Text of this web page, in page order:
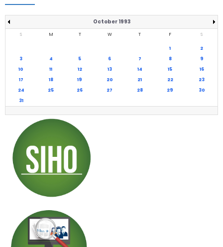
October 1993
S M T W T F S
1
2
3
4 5 6 7 8
9
10
11 12 13 14 15
16
17
18 19 20 21 22
23
24
25 26 27 28 29
30
31